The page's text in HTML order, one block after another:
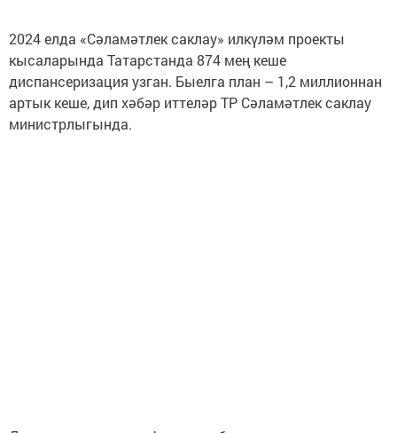
2024 елда «Сәламәтлек саклау» илкүләм проекты
кысаларында Татарстанда 874 мең кеше
диспансеризация узган. Быелга план – 1,2 миллионнан
артык кеше, дип хәбәр иттеләр ТР Сәламәтлек саклау
министрлыгында.